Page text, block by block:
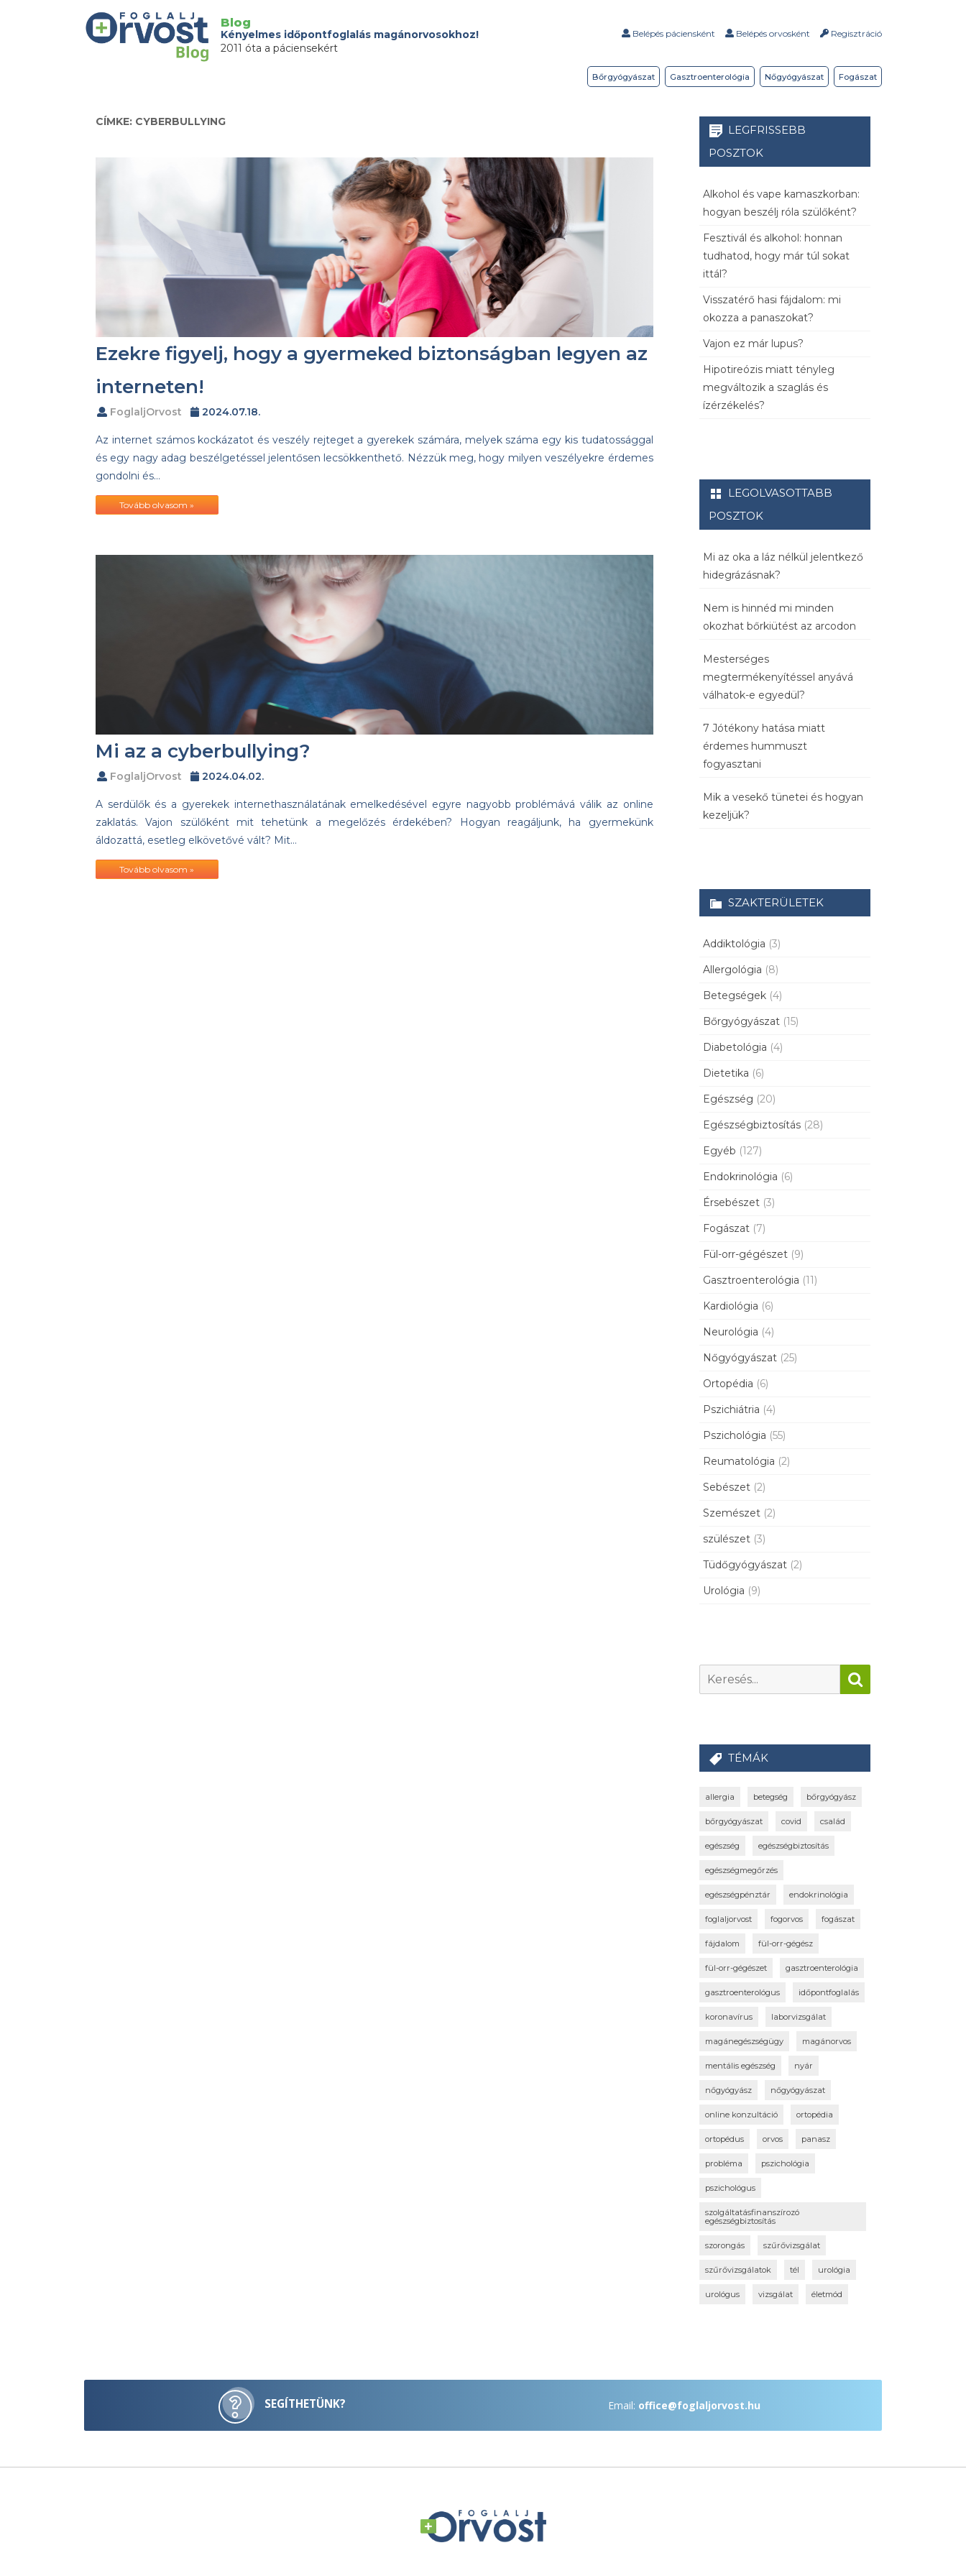
Blog
Kényelmes időpontfoglalás magánorvosokhoz!
2011 óta a páciensekért
Belépés páciensként Belépés orvosként Regisztráció
Fogászat
Nőgyógyászat
Gasztroenterológia
Bőrgyógyászat
CÍMKE: CYBERBULLYING
Ezekre figyelj, hogy a gyermeked biztonságban legyen az
interneten!
FoglaljOrvost 2024.07.18.
Az internet számos kockázatot és veszély rejteget a gyerekek számára, melyek száma egy kis tudatossággal
és egy nagy adag beszélgetéssel jelentősen lecsökkenthető. Nézzük meg, hogy milyen veszélyekre érdemes
gondolni és…
Tovább olvasom »
Mi az a cyberbullying?
FoglaljOrvost 2024.04.02.
A serdülők és a gyerekek internethasználatának emelkedésével egyre nagyobb problémává válik az online
zaklatás. Vajon szülőként mit tehetünk a megelőzés érdekében? Hogyan reagáljunk, ha gyermekünk
áldozattá, esetleg elkövetővé vált? Mit…
Tovább olvasom »
LEGFRISSEBB
POSZTOK
Alkohol és vape kamaszkorban:
hogyan beszélj róla szülőként?
Fesztivál és alkohol: honnan
tudhatod, hogy már túl sokat
ittál?
Visszatérő hasi fájdalom: mi
okozza a panaszokat?
Vajon ez már lupus?
Hipotireózis miatt tényleg
megváltozik a szaglás és
ízérzékelés?
LEGOLVASOTTABB
POSZTOK
Mi az oka a láz nélkül jelentkező
hidegrázásnak?
Nem is hinnéd mi minden
okozhat bőrkiütést az arcodon
Mesterséges
megtermékenyítéssel anyává
válhatok-e egyedül?
7 Jótékony hatása miatt
érdemes hummuszt
fogyasztani
Mik a vesekő tünetei és hogyan
kezeljük?
SZAKTERÜLETEK
Addiktológia (3)
Allergológia (8)
Betegségek (4)
Bőrgyógyászat (15)
Diabetológia (4)
Dietetika (6)
Egészség (20)
Egészségbiztosítás (28)
Egyéb (127)
Endokrinológia (6)
Érsebészet (3)
Fogászat (7)
Fül-orr-gégészet (9)
Gasztroenterológia (11)
Kardiológia (6)
Neurológia (4)
Nőgyógyászat (25)
Ortopédia (6)
Pszichiátria (4)
Pszichológia (55)
Reumatológia (2)
Sebészet (2)
Szemészet (2)
szülészet (3)
Tüdőgyógyászat (2)
Urológia (9)
TÉMÁK
allergia betegség bőrgyógyász
bőrgyógyászat covid család
egészség egészségbiztosítás
egészségmegőrzés
egészségpénztár endokrinológia
foglaljorvost fogorvos fogászat
fájdalom fül-orr-gégész
fül-orr-gégészet gasztroenterológia
gasztroenterológus időpontfoglalás
koronavírus laborvizsgálat
magánegészségügy magánorvos
mentális egészség nyár
nőgyógyász nőgyógyászat
online konzultáció ortopédia
ortopédus orvos panasz
probléma pszichológia
pszichológus
szolgáltatásfinanszírozó
egészségbiztosítás
szorongás szűrővizsgálat
szűrővizsgálatok tél urológia
urológus vizsgálat életmód
SEGÍTHETÜNK? Email: office@foglaljorvost.hu